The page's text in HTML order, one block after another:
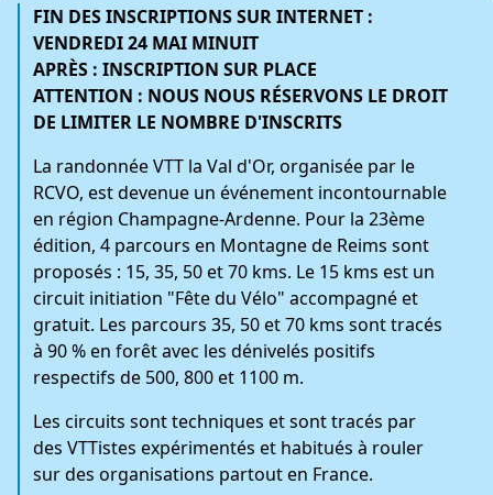
FIN DES INSCRIPTIONS SUR INTERNET :
VENDREDI 24 MAI MINUIT
APRÈS : INSCRIPTION SUR PLACE
ATTENTION : NOUS NOUS RÉSERVONS LE DROIT
DE LIMITER LE NOMBRE D'INSCRITS
La randonnée VTT la Val d'Or, organisée par le
RCVO, est devenue un événement incontournable
en région Champagne-Ardenne. Pour la 23ème
édition, 4 parcours en Montagne de Reims sont
proposés : 15, 35, 50 et 70 kms. Le 15 kms est un
circuit initiation "Fête du Vélo" accompagné et
gratuit. Les parcours 35, 50 et 70 kms sont tracés
à 90 % en forêt avec les dénivelés positifs
respectifs de 500, 800 et 1100 m.
Les circuits sont techniques et sont tracés par
des VTTistes expérimentés et habitués à rouler
sur des organisations partout en France.